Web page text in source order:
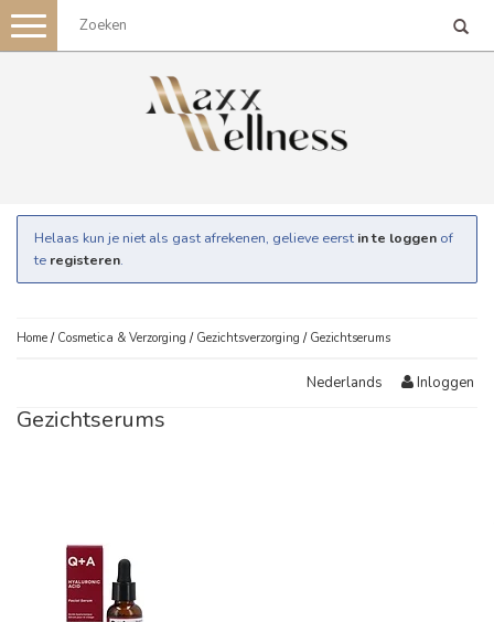
Toggle
navigation
Helaas kun je niet als gast afrekenen, gelieve eerst in te loggen of
te registeren.
Home / Cosmetica & Verzorging / Gezichtsverzorging / Gezichtserums
Nederlands Inloggen
Gezichtserums